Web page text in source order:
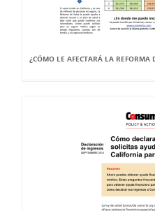
¿CÓMO LE AFECTARÁ LA